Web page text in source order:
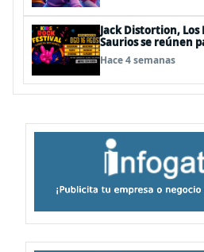
Jack Distortion, Los
Saurios se reúnen
de rock familiar en
Hace 4 semanas